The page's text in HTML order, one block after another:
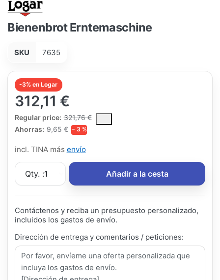
Bienenbrot Erntemaschine
SKU 7635
-3% en Logar
312,11 €
Regular price: 321,76 €
The Regular Price is the median selling price paid by
Ahorras: 9,65 € − 3 %
incl. TINA más envío
Qty. :1 Añadir a la cesta
Contáctenos y reciba un presupuesto personalizado,
incluidos los gastos de envío.
Dirección de entrega y comentarios / peticiones: